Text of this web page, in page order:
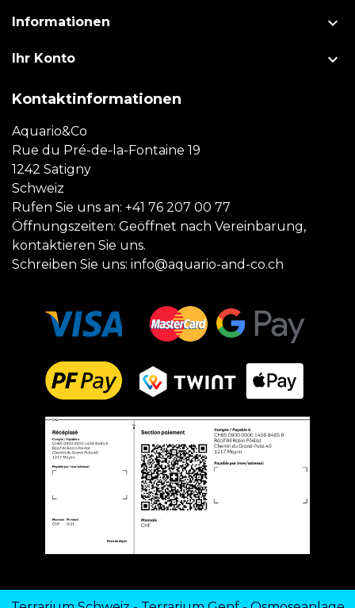
Informationen 
Ihr Konto 
Kontaktinformationen
Aquario&Co
Rue du Pré-de-la-Fontaine 19
1242 Satigny
Schweiz
Rufen Sie uns an: +41 76 207 00 77
Öffnungszeiten: Geöffnet nach Vereinbarung,
kontaktieren Sie uns.
Schreiben Sie uns: info@aquario-and-co.ch